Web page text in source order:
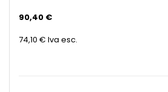
90,40 €
74,10 € Iva esc.